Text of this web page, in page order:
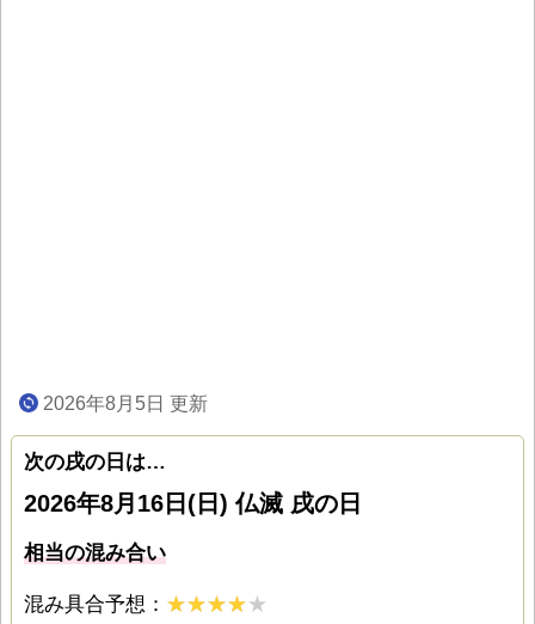
2026年8月5日 更新
次の戌の日は…
2026年8月16日(日) 仏滅 戌の日
相当の混み合い
混み具合予想：